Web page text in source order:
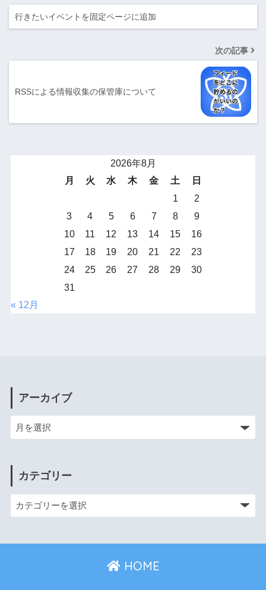
行きたいイベントを固定ページに追加
次の記事
RSSによる情報収集の保管庫について
2026年8月
月
火 水 木 金 土
日
1
2
3
4 5 6 7 8
9
10
11 12 13 14 15
16
17
18 19 20 21 22
23
24
25 26 27 28 29
30
31
« 12月
アーカイブ
カテゴリー
HOME